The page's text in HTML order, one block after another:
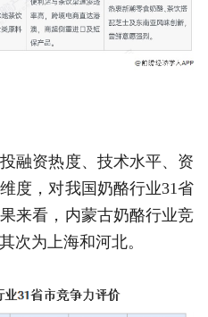
融资热度、技术水平、资
度，对我国奶酪行业31省
来看，内蒙古奶酪行业竞
次为上海和河北。